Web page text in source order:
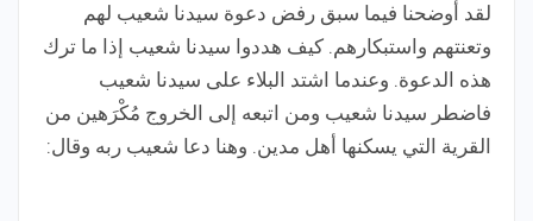
لقد أوضحنا فيما سبق رفض دعوة سيدنا شعيب لهم
وتعنتهم واستبكارهم. كيف هددوا سيدنا شعيب إذا ما ترك
هذه الدعوة. وعندما اشتد البلاء على سيدنا شعيب
فاضطر سيدنا شعيب ومن اتبعه إلى الخروج مُكْرَهين من
القرية التي يسكنها أهل مدين. وهنا دعا شعيب ربه وقال: